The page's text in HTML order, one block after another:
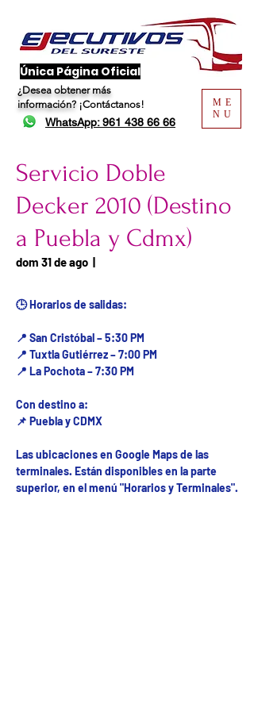
​Única Página Oficial
¿Desea obtener más
información? ¡Contáctanos!
WhatsApp: 961 438 66 66
ME
NU
Servicio Doble
Decker 2010 (Destino
a Puebla y Cdmx)
dom 31 de ago
  |
🕒 Horarios de salidas:
📍 San Cristóbal – 5:30 PM
📍 Tuxtla Gutiérrez – 7:00 PM
📍 La Pochota – 7:30 PM
Con destino a:
📌 Puebla y CDMX
Las ubicaciones en Google Maps de las
terminales. Están disponibles en la parte
superior, en el menú "Horarios y Terminales".